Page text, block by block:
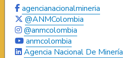
agencianacionalmineria
@ANMColombia
@anmcolombia
anmcolombia
Agencia Nacional De Minería